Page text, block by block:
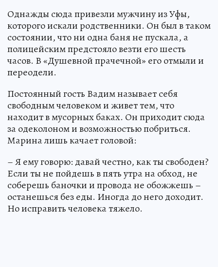
Однажды сюда привезли мужчину из Уфы,
которого искали родственники. Он был в таком
состоянии, что ни одна баня не пускала, а
полицейским предстояло везти его шесть
часов. В «Душевной прачечной» его отмыли и
переодели.
Постоянный гость Вадим называет себя
свободным человеком и живет тем, что
находит в мусорных баках. Он приходит сюда
за одеколоном и возможностью побриться.
Марина лишь качает головой:
– Я ему говорю: давай честно, как ты свободен?
Если ты не пойдешь в пять утра на обход, не
соберешь баночки и провода не обожжешь –
останешься без еды. Иногда до него доходит.
Но исправить человека тяжело.